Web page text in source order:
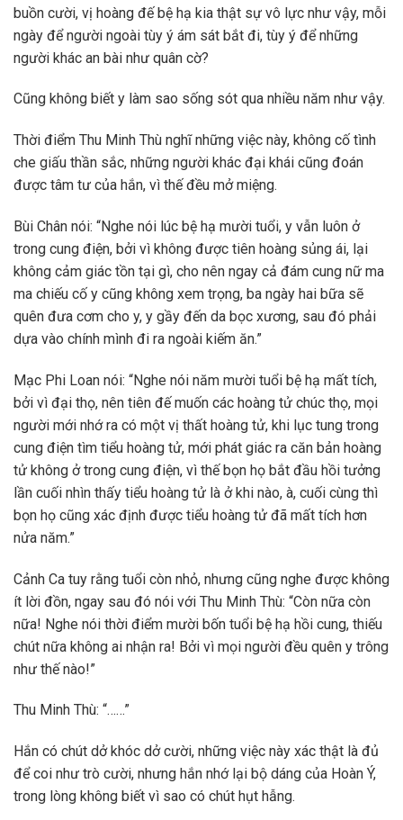
buồn cười, vị hoàng đế bệ hạ kia thật sự vô lực như vậy, mỗi
ngày để người ngoài tùy ý ám sát bắt đi, tùy ý để những
người khác an bài như quân cờ?
Cũng không biết y làm sao sống sót qua nhiều năm như vậy.
Thời điểm Thu Minh Thù nghĩ những việc này, không cố tình
che giấu thần sắc, những người khác đại khái cũng đoán
được tâm tư của hắn, vì thế đều mở miệng.
Bùi Chân nói: “Nghe nói lúc bệ hạ mười tuổi, y vẫn luôn ở
trong cung điện, bởi vì không được tiên hoàng sủng ái, lại
không cảm giác tồn tại gì, cho nên ngay cả đám cung nữ ma
ma chiếu cố y cũng không xem trọng, ba ngày hai bữa sẽ
quên đưa cơm cho y, y gầy đến da bọc xương, sau đó phải
dựa vào chính mình đi ra ngoài kiếm ăn.”
Mạc Phi Loan nói: “Nghe nói năm mười tuổi bệ hạ mất tích,
bởi vì đại thọ, nên tiên đế muốn các hoàng tử chúc thọ, mọi
người mới nhớ ra có một vị thất hoàng tử, khi lục tung trong
cung điện tìm tiểu hoàng tử, mới phát giác ra căn bản hoàng
tử không ở trong cung điện, vì thế bọn họ bắt đầu hồi tưởng
lần cuối nhìn thấy tiểu hoàng tử là ở khi nào, à, cuối cùng thì
bọn họ cũng xác định được tiểu hoàng tử đã mất tích hơn
nửa năm.”
Cảnh Ca tuy rằng tuổi còn nhỏ, nhưng cũng nghe được không
ít lời đồn, ngay sau đó nói với Thu Minh Thù: “Còn nữa còn
nữa! Nghe nói thời điểm mười bốn tuổi bệ hạ hồi cung, thiếu
chút nữa không ai nhận ra! Bởi vì mọi người đều quên y trông
như thế nào!”
Thu Minh Thù: “……”
Hắn có chút dở khóc dở cười, những việc này xác thật là đủ
để coi như trò cười, nhưng hắn nhớ lại bộ dáng của Hoàn Ý,
trong lòng không biết vì sao có chút hụt hẫng.